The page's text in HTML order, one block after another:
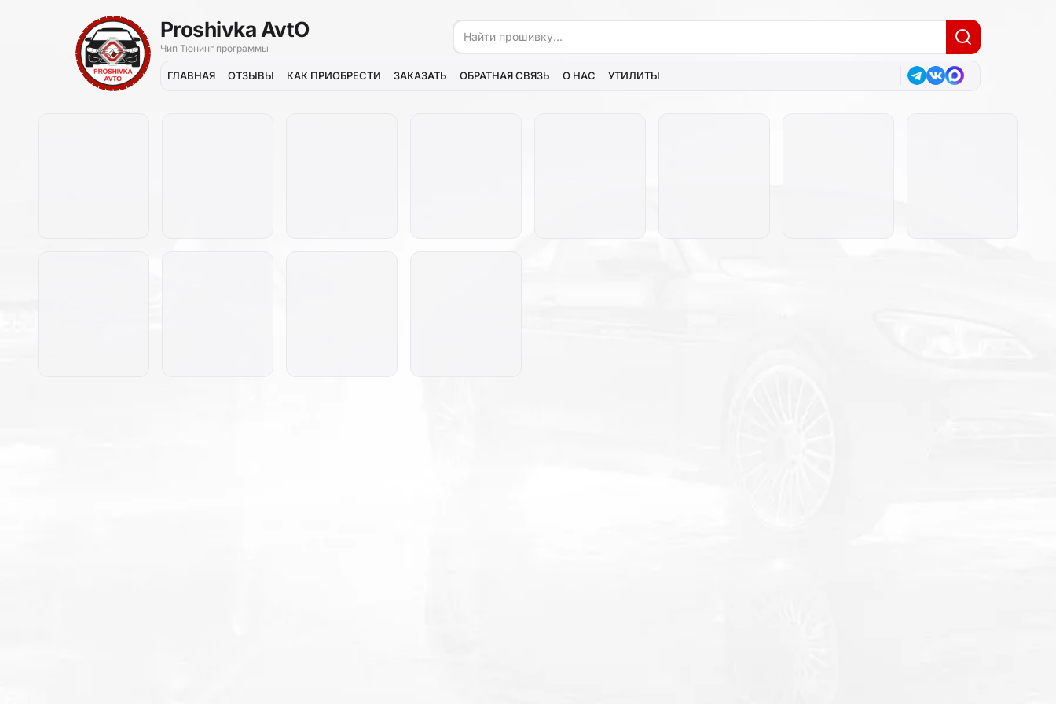
Proshivka AvtO
Чип Тюнинг программы
ГЛАВНАЯ ОТЗЫВЫ КАК ПРИОБРЕСТИ ЗАКАЗАТЬ ОБРАТНАЯ СВЯЗЬ О НАС УТИЛИТЫ